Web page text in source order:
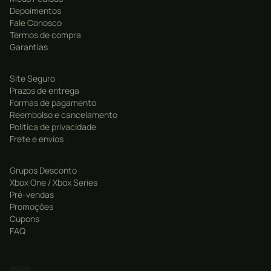
cooperativos ou competitivos.
Desafios Regulares
competições para ganhar prêmios e mostrar suas
Depoimentos
Fale Conosco
Termos de compra
Garantias
Site Seguro
Prazos de entrega
Formas de pagamento
Reembolso e cancelamento
Politica de privacidade
Frete e envíos
Grupos Desconto
Xbox One / Xbox Series
Pré-vendas
Promoções
Cupons
FAQ